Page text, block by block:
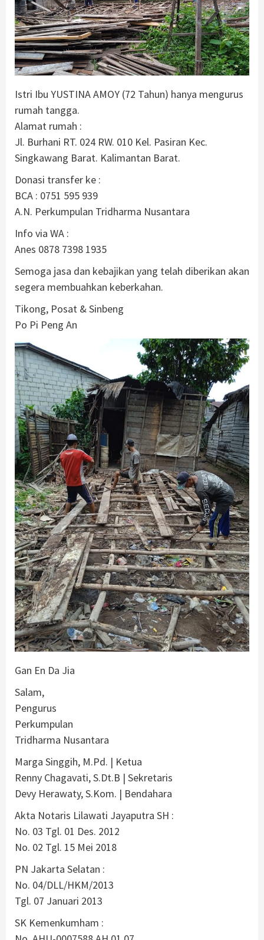
Istri Ibu YUSTINA AMOY (72 Tahun) hanya mengurus
rumah tangga.
Alamat rumah :
Jl. Burhani RT. 024 RW. 010 Kel. Pasiran Kec.
Singkawang Barat. Kalimantan Barat.
Donasi transfer ke :
BCA : 0751 595 939
A.N. Perkumpulan Tridharma Nusantara
Info via WA :
Anes 0878 7398 1935
Semoga jasa dan kebajikan yang telah diberikan akan
segera membuahkan keberkahan.
Tikong, Posat & Sinbeng
Po Pi Peng An
Gan En Da Jia
Salam,
Pengurus
Perkumpulan
Tridharma Nusantara
Marga Singgih, M.Pd. | Ketua
Renny Chagavati, S.Dt.B | Sekretaris
Devy Herawaty, S.Kom. | Bendahara
Akta Notaris Lilawati Jayaputra SH :
No. 03 Tgl. 01 Des. 2012
No. 02 Tgl. 15 Mei 2018
PN Jakarta Selatan :
No. 04/DLL/HKM/2013
Tgl. 07 Januari 2013
SK Kemenkumham :